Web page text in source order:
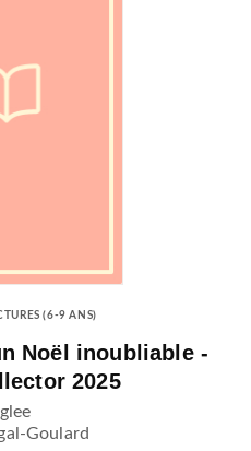
(6-9 ANS)
Noël inoubliable -
2025
Goulard